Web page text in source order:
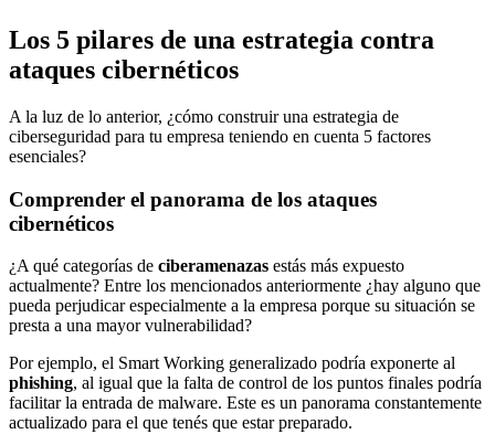
Los 5 pilares de una estrategia contra
ataques cibernéticos
A la luz de lo anterior, ¿cómo construir una estrategia de
ciberseguridad para tu empresa teniendo en cuenta 5 factores
esenciales?
Comprender el panorama de los ataques
cibernéticos
¿A qué categorías de ciberamenazas estás más expuesto
actualmente? Entre los mencionados anteriormente ¿hay alguno que
pueda perjudicar especialmente a la empresa porque su situación se
presta a una mayor vulnerabilidad?
Por ejemplo, el Smart Working generalizado podría exponerte al
phishing, al igual que la falta de control de los puntos finales podría
facilitar la entrada de malware. Este es un panorama constantemente
actualizado para el que tenés que estar preparado.